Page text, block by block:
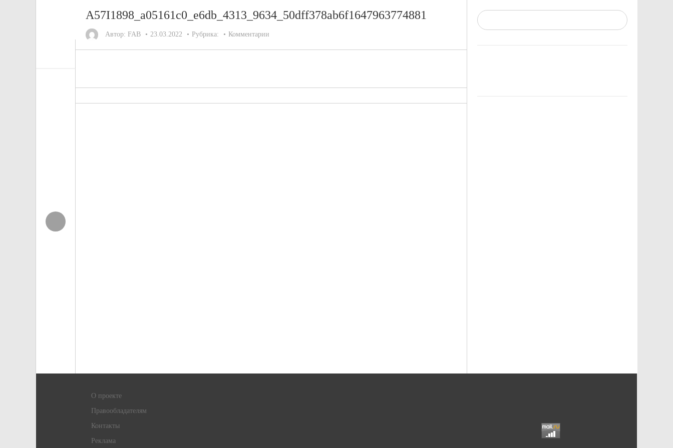
A57I1898_a05161c0_e6db_4313_9634_50dff378ab6f1647963774881
Автор: FAB 23.03.2022 Рубрика: Комментарии
О проекте
Правообладателям
Контакты
Реклама